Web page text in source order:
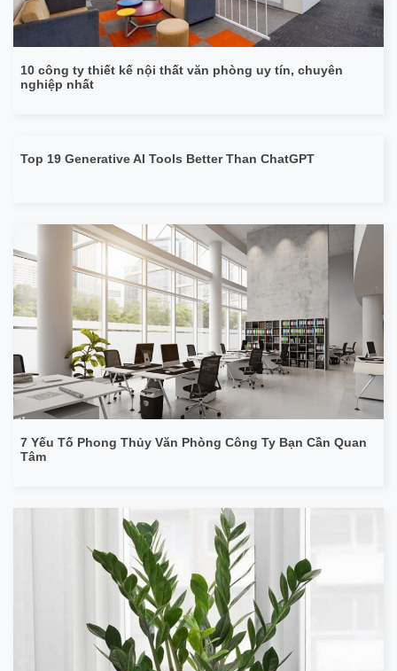
10 công ty thiết kế nội thất văn phòng uy tín, chuyên
nghiệp nhất
Top 19 Generative AI Tools Better Than ChatGPT
7 Yếu Tố Phong Thủy Văn Phòng Công Ty Bạn Cần Quan
Tâm